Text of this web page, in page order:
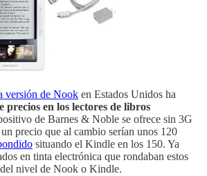
versión de Nook en Estados Unidos ha
precios en los lectores de libros
de Barnes & Noble se ofrece sin 3G
precio que al cambio serían unos 120
situando el Kindle en los 150. Ya
en tinta electrónica que rondaban estos
nivel de Nook o Kindle.